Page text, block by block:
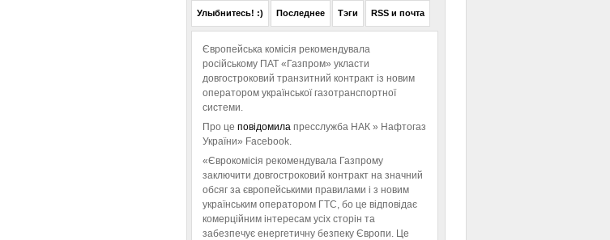
Улыбнитесь! :) Последнее Тэги RSS и почта
Європейська комісія рекомендувала
російському ПАТ «Газпром» укласти
довгостроковий транзитний контракт із новим
оператором української газотранспортної
системи.
Про це повідомила пресслужба НАК » Нафтогаз
України» Facebook.
«Єврокомісія рекомендувала Газпрому
заключити довгостроковий контракт на значний
обсяг за європейськими правилами і з новим
українським оператором ГТС, бо це відповідає
комерційним інтересам усіх сторін та
забезпечує енергетичну безпеку Європи. Це